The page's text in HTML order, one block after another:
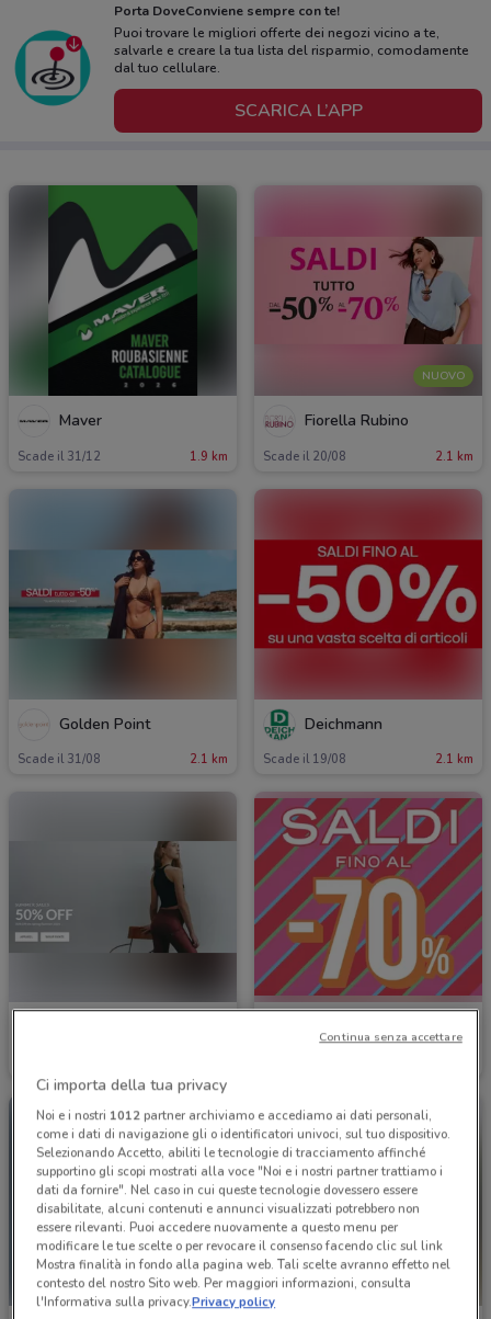
Porta DoveConviene sempre con te!
Puoi trovare le migliori offerte dei negozi vicino a te,
salvarle e creare la tua lista del risparmio, comodamente
dal tuo cellulare.
SCARICA L’APP
Maver
Scade il 31/12 1.9 km
NUOVO
Fiorella Rubino
Scade il 20/08 2.1 km
Golden Point
Scade il 31/08 2.1 km
Deichmann
Scade il 19/08 2.1 km
Ci importa della tua privacy
Noi e i nostri 1012partner archiviamo e accediamo ai dati personali,
come i dati di navigazione gli o identificatori univoci, sul tuo dispositivo.
Selezionando Accetto, abiliti le tecnologie di tracciamento affinché
supportino gli scopi mostrati alla voce "Noi e i nostri partner trattiamo i
dati da fornire". Nel caso in cui queste tecnologie dovessero essere
disabilitate, alcuni contenuti e annunci visualizzati potrebbero non
essere rilevanti. Puoi accedere nuovamente a questo menu per
modificare le tue scelte o per revocare il consenso facendo clic sul link
Mostra finalità in fondo alla pagina web. Tali scelte avranno effetto nel
contesto del nostro Sito web. Per maggiori informazioni, consulta
l'Informativa sulla privacy.Privacy policy
Continua senza accettare